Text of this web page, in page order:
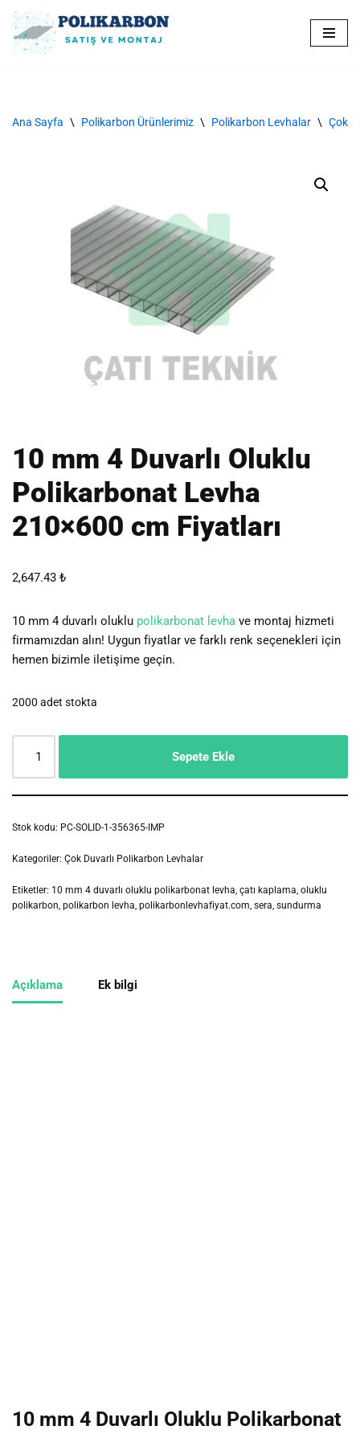
İçeriğe
Ana Sayfa \ Polikarbon Ürünlerimiz \ Polikarbon Levhalar \ Çok
10 mm 4 Duvarlı Oluklu
Polikarbonat Levha
210×600 cm Fiyatları
2,647.43 ₺
10 mm 4 duvarlı oluklu polikarbonat levha ve montaj hizmeti
firmamızdan alın! Uygun fiyatlar ve farklı renk seçenekleri için
hemen bizimle iletişime geçin.
2000 adet stokta
Sepete Ekle
Stok kodu: PC-SOLID-1-356365-IMP
Kategoriler: Çok Duvarlı Polikarbon Levhalar
Etiketler: 10 mm 4 duvarlı oluklu polikarbonat levha çatı kaplama oluklu
polikarbon polikarbon levha polikarbonlevhafiyat.com sera sundurma
Açıklama Ek bilgi
10 mm 4 Duvarlı Oluklu Polikarbonat